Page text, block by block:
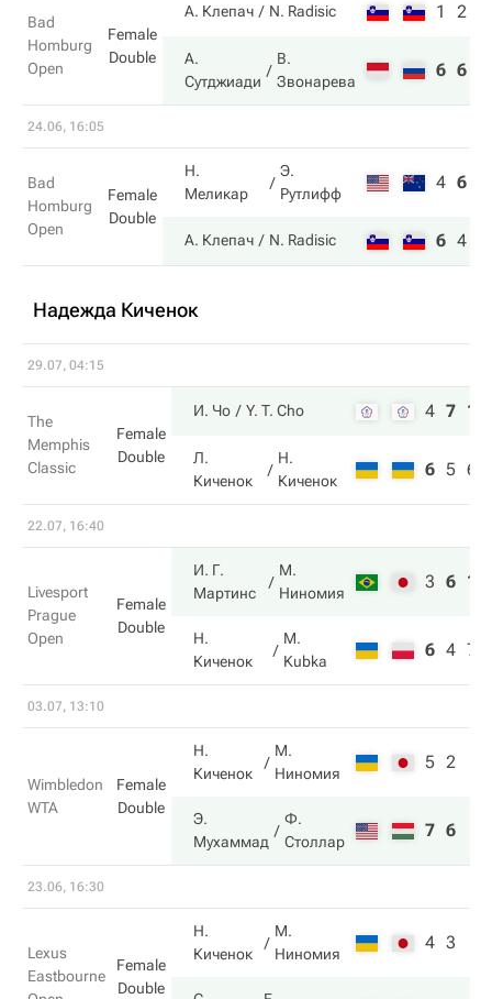
Bad
Homburg
Open
Female
Double
А. Клепач N. Radisic 1 2
А.
Сутджиади
В.
Звонарева
6 6
24.06, 16:05
Bad
Homburg
Open
Female
Double
Н.
Меликар
Э.
Рутлифф
4 6
А. Клепач N. Radisic 6 4
Надежда Киченок
29.07, 04:15
The
Memphis
Classic
Female
Double
И. Чо Y. T. Cho 4 7 10
Л.
Киченок
Н.
Киченок
6 5 6
22.07, 16:40
Livesport
Prague
Open
Female
Double
И. Г.
Мартинс
М.
Ниномия
3 6 10
Н.
Киченок
M.
Kubka
6 4 7
03.07, 13:10
Wimbledon
WTA
Female
Double
Н.
Киченок
М.
Ниномия
5 2
Э.
Мухаммад
Ф.
Столлар
7 6
23.06, 16:30
Lexus
Eastbourne
Female
Double
Н.
Киченок
М.
Ниномия
4 3